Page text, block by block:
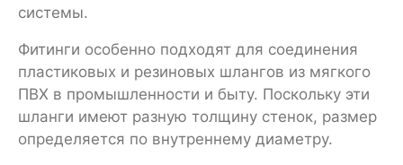
системы.
Фитинги особенно подходят для соединения
пластиковых и резиновых шлангов из мягкого
ПВХ в промышленности и быту. Поскольку эти
шланги имеют разную толщину стенок, размер
определяется по внутреннему диаметру.